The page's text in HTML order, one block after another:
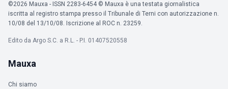
©2026 Mauxa - ISSN 2283-6454 © Mauxa è una testata giornalistica
iscritta al registro stampa presso il Tribunale di Terni con autorizzazione n.
10/08 del 13/10/08. Iscrizione al ROC n. 23259.
Edito da Argo S.C. a R.L. - P.I. 01407520558
Mauxa
Chi siamo